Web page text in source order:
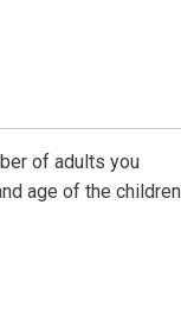
of adults you
age of the children